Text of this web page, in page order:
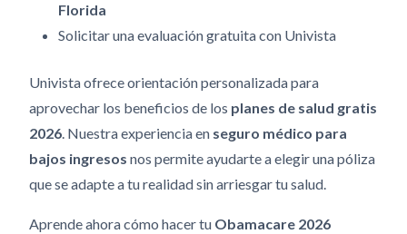
Florida
Solicitar una evaluación gratuita con Univista
Univista ofrece orientación personalizada para
aprovechar los beneficios de los planes de salud gratis
2026. Nuestra experiencia en seguro médico para
bajos ingresos nos permite ayudarte a elegir una póliza
que se adapte a tu realidad sin arriesgar tu salud.
Aprende ahora cómo hacer tu Obamacare 2026